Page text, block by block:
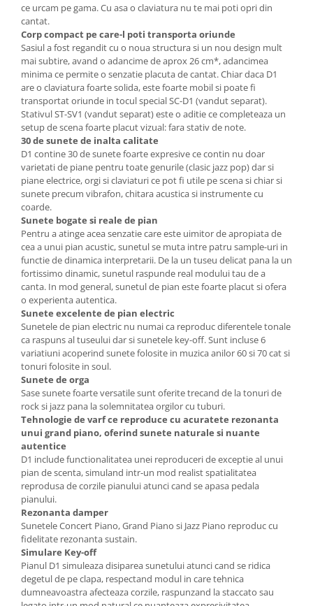
ce urcam pe gama. Cu asa o claviatura nu te mai poti opri din
cantat.
Corp compact pe care-l poti transporta oriunde
Sasiul a fost regandit cu o noua structura si un nou design mult
mai subtire, avand o adancime de aprox 26 cm*, adancimea
minima ce permite o senzatie placuta de cantat. Chiar daca D1
are o claviatura foarte solida, este foarte mobil si poate fi
transportat oriunde in tocul special SC-D1 (vandut separat).
Stativul ST-SV1 (vandut separat) este o aditie ce completeaza un
setup de scena foarte placut vizual: fara stativ de note.
30 de sunete de inalta calitate
D1 contine 30 de sunete foarte expresive ce contin nu doar
varietati de piane pentru toate genurile (clasic jazz pop) dar si
piane electrice, orgi si claviaturi ce pot fi utile pe scena si chiar si
sunete precum vibrafon, chitara acustica si instrumente cu
coarde.
Sunete bogate si reale de pian
Pentru a atinge acea senzatie care este uimitor de apropiata de
cea a unui pian acustic, sunetul se muta intre patru sample-uri in
functie de dinamica interpretarii. De la un tuseu delicat pana la un
fortissimo dinamic, sunetul raspunde real modului tau de a
canta. In mod general, sunetul de pian este foarte placut si ofera
o experienta autentica.
Sunete excelente de pian electric
Sunetele de pian electric nu numai ca reproduc diferentele tonale
ca raspuns al tuseului dar si sunetele key-off. Sunt incluse 6
variatiuni acoperind sunete folosite in muzica anilor 60 si 70 cat si
tonuri folosite in soul.
Sunete de orga
Sase sunete foarte versatile sunt oferite trecand de la tonuri de
rock si jazz pana la solemnitatea orgilor cu tuburi.
Tehnologie de varf ce reproduce cu acuratete rezonanta
unui grand piano, oferind sunete naturale si nuante
autentice
D1 include functionalitatea unei reproduceri de exceptie al unui
pian de scenta, simuland intr-un mod realist spatialitatea
reprodusa de corzile pianului atunci cand se apasa pedala
pianului.
Rezonanta damper
Sunetele Concert Piano, Grand Piano si Jazz Piano reproduc cu
fidelitate rezonanta sustain.
Simulare Key-off
Pianul D1 simuleaza disiparea sunetului atunci cand se ridica
degetul de pe clapa, respectand modul in care tehnica
dumneavoastra afecteaza corzile, raspunzand la staccato sau